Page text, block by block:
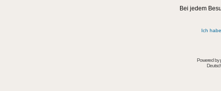
Bei jedem
Ich
Powered by